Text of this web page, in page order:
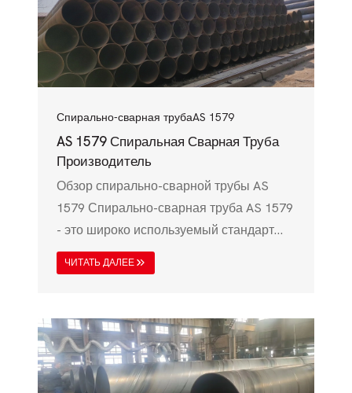
сварные стальные трубы отвечают
строгим механическим, химическим и
эксплуатационным требованиям для
нефте- и газопроводов, водопроводов
Спирально-сварная трубаAS 1579
AS 1579 Спиральная Сварная Труба
Производитель
Обзор спирально-сварной трубы AS
1579 Спирально-сварная труба AS 1579
- это широко используемый стандарт
стальных труб в Австралии и Новой
Зеландии, предназначенный в
сточных вод и промышленного
применения. В соответствии с
австралийским стандартом AS 1579, эта
спецификация обеспечивает высокую
ЧИТАТЬ ДАЛЕЕ